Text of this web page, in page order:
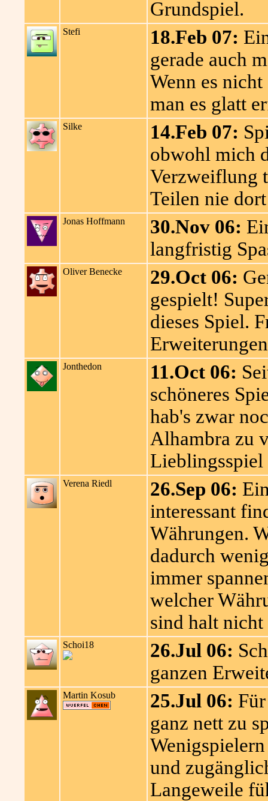
Grundspiel.
Stefi 18.Feb 07:
gerade auch
Wenn es
man es glatt
Silke 14.Feb 07:
obwohl mich
Verzweiflung
Teilen nie
Jonas Hoffmann 30.Nov 06:
langfristig
Oliver Benecke 29.Oct 06:
gespielt!
dieses Spiel.
Jonthedon 11.Oct 06:
schöneres
hab's zwar
Alhambra zu
Verena Riedl 26.Sep 06:
interessant
Währungen.
dadurch
immer
welcher
sind halt
Schoi18 26.Jul 06:
ganzen
Martin Kosub 25.Jul 06:
ganz nett zu
und
Langeweile